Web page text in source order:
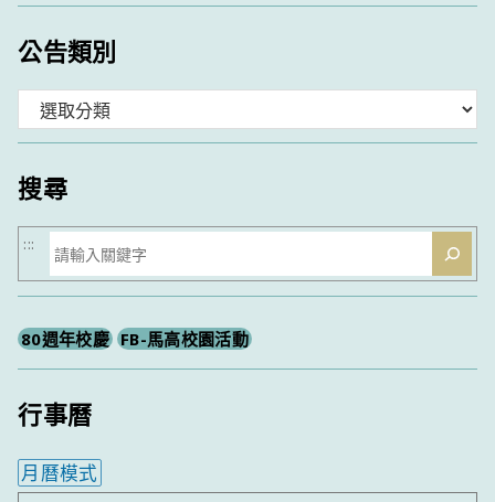
公告類別
類
搜尋
搜
尋
:::
80週年校慶 FB-馬高校園活動
行事曆
月曆模式